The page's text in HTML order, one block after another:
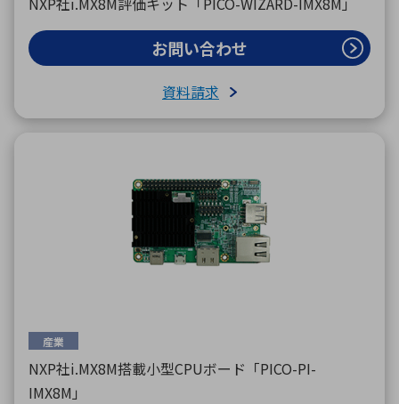
お問い合わせ
資料請求
産業
NXP社i.MX8M搭載小型CPUボード「PICO-PI-
IMX8M」